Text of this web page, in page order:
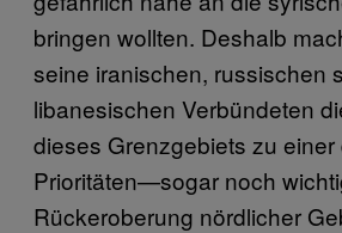
bringen wollten. Deshalb
seine iranischen, russischen
libanesischen Verbündeten
dieses Grenzgebiets zu
Prioritäten—sogar noch
Rückeroberung nördlicher